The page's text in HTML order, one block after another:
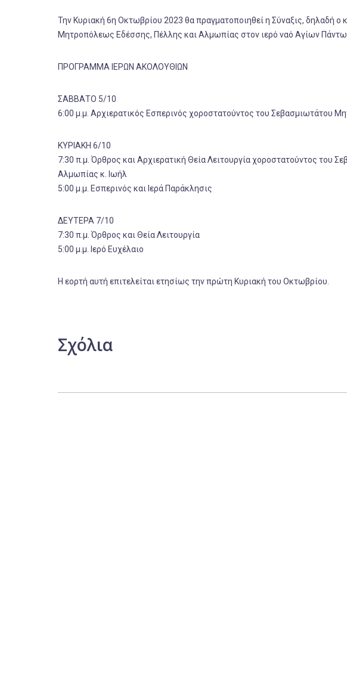
Την Κυριακή 6η Οκτωβρίου 2023 θα πραγματοποιηθεί η Σύναξις, δηλαδή ο
Μητροπόλεως Εδέσσης, Πέλλης και Αλμωπίας στον ιερό ναό Αγίων
ΠΡΟΓΡΑΜΜΑ ΙΕΡΩΝ ΑΚΟΛΟΥΘΙΩΝ
ΣΑΒΒΑΤΟ 5/10
6:00 μ.μ. Αρχιερατικός Εσπερινός χοροστατούντος του Σεβασμιωτάτου
ΚΥΡΙΑΚΗ 6/10
7:30 π.μ. Όρθρος και Αρχιερατική Θεία Λειτουργία χοροστατούντος του
Αλμωπίας κ. Ιωήλ
5:00 μ.μ. Εσπε­ρι­νός και Ιερά Παράκλησις
ΔΕΥΤΕΡΑ 7/10
7:30 π.μ. Όρθρος και Θεία Λειτουργία
5:00 μ.μ. Ιερό Ευχέλαιο
Η εορτή αυτή επιτελείται ετησίως την πρώτη Κυριακή του Οκτωβρίου.
Σχόλια